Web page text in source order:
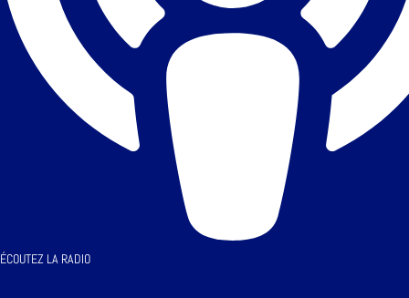
ÉCOUTEZ LA RADIO